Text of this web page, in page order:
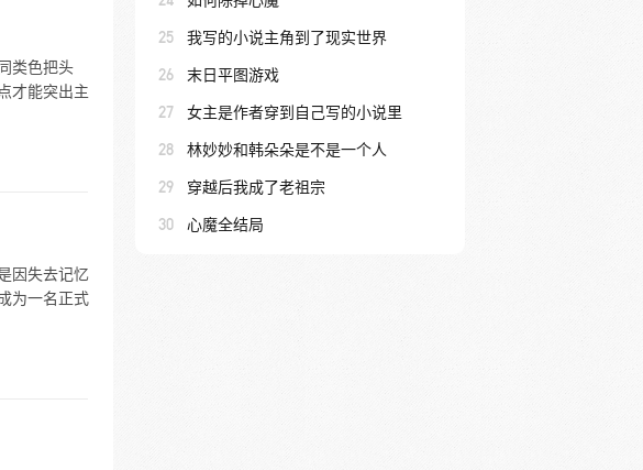
类色把头
才能突出主
因失去记忆
为一名正式
25 我写的小说主角到了现实世界
26 末日平图游戏
27 女主是作者穿到自己写的小说里
28 林妙妙和韩朵朵是不是一个人
29 穿越后我成了老祖宗
30 心魔全结局